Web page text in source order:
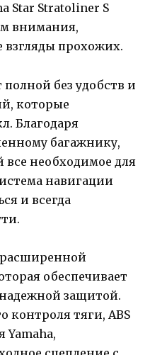
Star Stratoliner S
внимания,
прохожих.
без удобств и
которые
Благодаря
багажнику,
все необходимое для
навигации
и всегда
расширенной
обеспечивает
защитой.
контроля тяги, ABS